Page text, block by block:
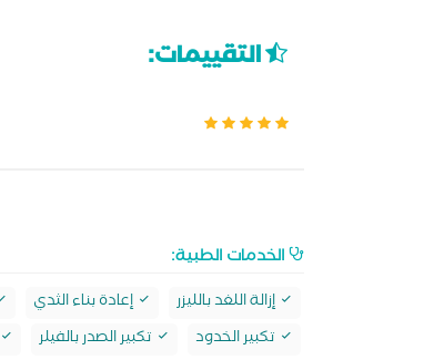
التقييمات:
الخدمات الطبية:
إزالة اللغد بالليزر إعادة بناء الثدي
تكبير الخدود
تكبير الصدر بالفيلر